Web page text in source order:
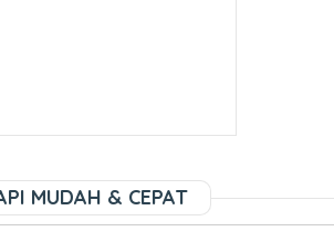
MUDAH & CEPAT